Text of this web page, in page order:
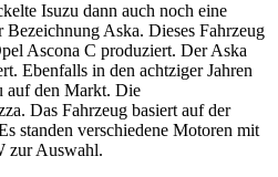
Isuzu dann auch noch eine
Aska. Dieses Fahrzeug
Ascona C produziert. Der Aska
Ebenfalls in den achtziger Jahren
auf den Markt. Die
Das Fahrzeug basiert auf der
standen verschiedene Motoren mit
zur Auswahl.